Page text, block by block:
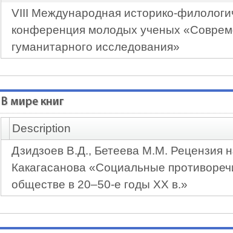
VIII Международная историко-
конференция молодых ученых
гуманитарного исследования»
В мире книг
Description
Дзидзоев В.Д., Бетеева М.М. Рецензия
Какагасанова «Социальные
обществе в 20–50-е годы XX в.»